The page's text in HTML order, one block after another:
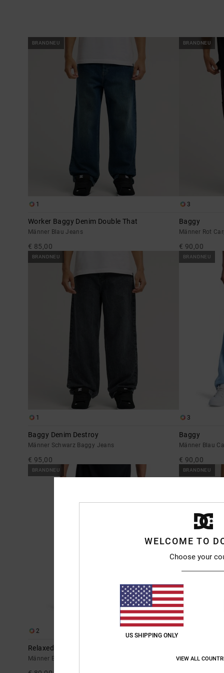
BRANDNEU
1
Worker Baggy Denim Double That
Männer Blau Jeans
€ 85,00
BRANDNEU
3
Baggy
Männer Rot
€ 90,00
BRANDNEU
1
Baggy Denim Destroy
Männer Schwarz Baggy Jeans
€ 95,00
BRANDNEU
3
Baggy
Männer Blau
€ 90,00
BRANDNEU
2
Relaxed
Männer Blau Straight Fit Jeans
BRANDNEU
Männer Blau
WELCOME TO
Choose your
US SHIPPING ONLY
VIEW ALL